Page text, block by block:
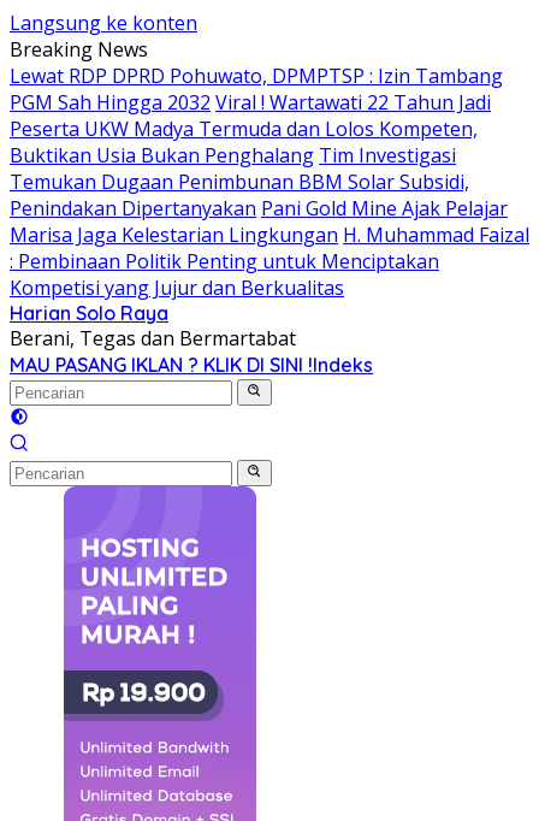
Langsung ke konten
Breaking News
Lewat RDP DPRD Pohuwato, DPMPTSP : Izin Tambang
PGM Sah Hingga 2032 Viral ! Wartawati 22 Tahun Jadi
Peserta UKW Madya Termuda dan Lolos Kompeten,
Buktikan Usia Bukan Penghalang Tim Investigasi
Temukan Dugaan Penimbunan BBM Solar Subsidi,
Penindakan Dipertanyakan Pani Gold Mine Ajak Pelajar
Marisa Jaga Kelestarian Lingkungan H. Muhammad Faizal
: Pembinaan Politik Penting untuk Menciptakan
Kompetisi yang Jujur dan Berkualitas
Harian Solo Raya
Berani, Tegas dan Bermartabat
MAU PASANG IKLAN ? KLIK DI SINI !Indeks